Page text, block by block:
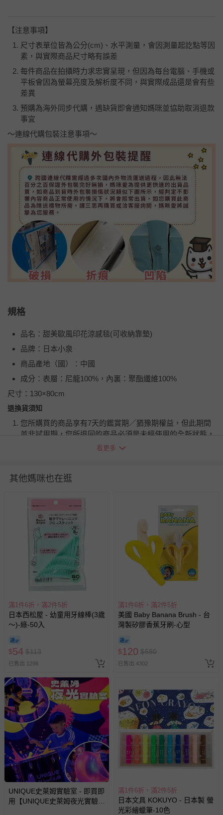
【注意事項】
尺寸表單位皆為公分(cm)、水平測量，會因測量起訖點等因
素，與實際商品尺寸略有誤差
每件商品在拍攝時力求忠實呈現，但因為每台電腦、手機或
平板會因為螢幕亮度及解析度不同，與實際成品還是會有些
差異
預購為海外同步代購，遇缺貨即會通知媽咪並協助取消退款
事宜
～連線代購包裝注意事項～
規格
品名：甜美歐風印花涼感毯(可收納靠墊)
品牌：日本小泉
商品產地（國）：中國
成分：表層：尼龍100%，內裏：聚酯纖維100%
尺寸：130×80cm
退換貨須知
您所購買的商品享有7天的鑑賞期／猶豫期權益，但此期間
並非試用期，您所退回的商品必須是未經使用的全新狀態，
包含完整包裝、配件、說明文件及贈品等。
瑕疵退換貨所產生的運費，將由媽咪愛負責處理，若非瑕疵
並點選『我要退貨』即可進行申請。若有相關退貨問題，請
至媽咪愛LINE@客服ID: @mamilove
我們將依序為您處理
與服務，謝謝。
針對滿件折/滿額贈…等活動，如因部份退貨，而該訂單保
留商品未達活動門檻，將以原價計算，活動贈品亦需一併退
回。
豫期範圍：
易於腐敗、保存期限較短或解約時即將逾期（例如生鮮
商品、食品等）。
報紙、期刊或雜誌（惟書籍如經拆封、使用，則酌收整
經消費者拆封之影音商品或電腦軟體（例如 DVD、CD
等）。
非以有形媒介提供之數位內容或一經提供即為完成之線
上服務，經消費者事先同意始提供（例如線上課程、遊
戲或活動點數等）。
已拆封之以下類型商品：
-個人衛生用品（例如尿布、貼身衣物、泳裝、襪子、地
墊、寢具類等）。
-新生兒親膚衣物（嬰幼兒包巾與背巾、包屁衣、學習
褲、紗布衣等）。
-接觸性孕哺產品（奶嘴、奶瓶、擠乳器、哺乳衣、托腹
看更多
其他媽咪也在逛
滿1件6折，滿2件5折
日本西松屋 - 幼童用牙線棒(3歲
～)-綠-50入
$54 $113
已售出 1298
滿1件6折，滿2件5折
美國 Baby Banana Brush - 台
灣製矽膠香蕉牙刷-心型
$120 $580
已售出 4302
UNIQUE史萊姆實驗室 - 即買即
用【UNIQUE史萊姆夜光實驗室
滿1件6折，滿2件5折
日本文具 KOKUYO - 日本製 螢
光彩繪蠟筆-10色